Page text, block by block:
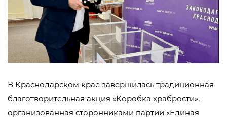
В Краснодарском крае завершилась традиционная
благотворительная акция «Коробка храбрости»,
организованная сторонниками партии «Единая